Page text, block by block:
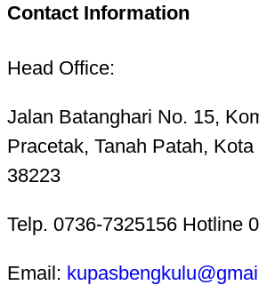
Contact Information
Head Office:
Jalan Batanghari No. 15,
Pracetak, Tanah Patah,
38223
Telp. 0736-7325156 Hotline
Email: